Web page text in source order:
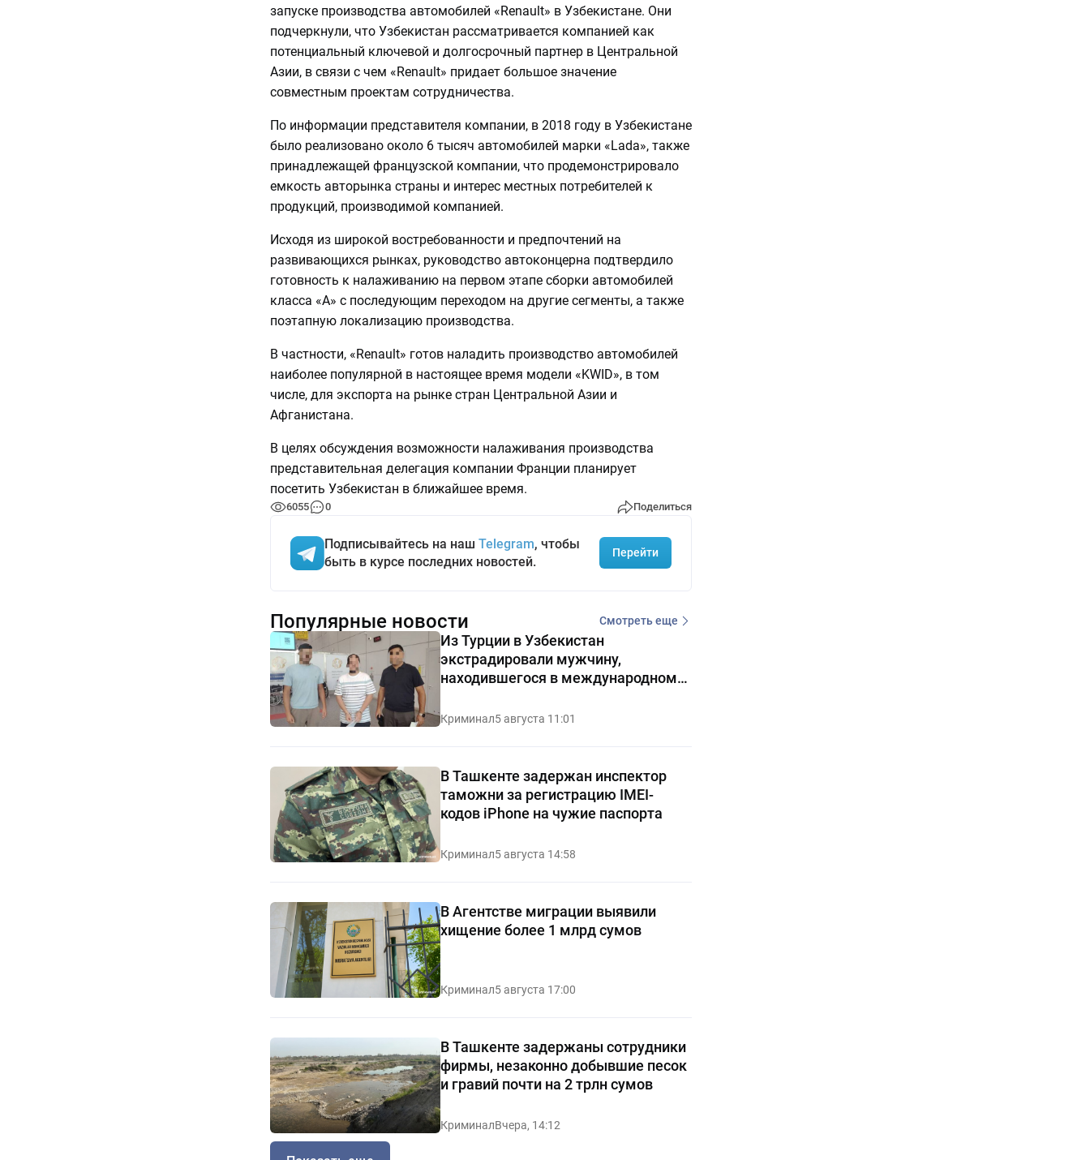
запуске производства автомобилей «Renault» в Узбекистане. Они
подчеркнули, что Узбекистан рассматривается компанией как
потенциальный ключевой и долгосрочный партнер в Центральной
Азии, в связи с чем «Renault» придает большое значение
совместным проектам сотрудничества.
По информации представителя компании, в 2018 году в Узбекистане
было реализовано около 6 тысяч автомобилей марки «Lada», также
принадлежащей французской компании, что продемонстрировало
емкость авторынка страны и интерес местных потребителей к
продукций, производимой компанией.
Исходя из широкой востребованности и предпочтений на
развивающихся рынках, руководство автоконцерна подтвердило
готовность к налаживанию на первом этапе сборки автомобилей
класса «А» с последующим переходом на другие сегменты, а также
поэтапную локализацию производства.
В частности, «Renault» готов наладить производство автомобилей
наиболее популярной в настоящее время модели «KWID», в том
числе, для экспорта на рынке стран Центральной Азии и
Афганистана.
В целях обсуждения возможности налаживания производства
представительная делегация компании Франции планирует
посетить Узбекистан в ближайшее время.
6055 0 Поделиться
Подписывайтесь на наш Telegram, чтобы
быть в курсе последних новостей.
Перейти
Популярные новости Смотреть еще
Из Турции в Узбекистан
экстрадировали мужчину,
находившегося в международном
Криминал5 августа 11:01
В Ташкенте задержан инспектор
таможни за регистрацию IMEI-
кодов iPhone на чужие паспорта
Криминал5 августа 14:58
В Агентстве миграции выявили
хищение более 1 млрд сумов
Криминал5 августа 17:00
В Ташкенте задержаны сотрудники
фирмы, незаконно добывшие песок
и гравий почти на 2 трлн сумов
КриминалВчера, 14:12